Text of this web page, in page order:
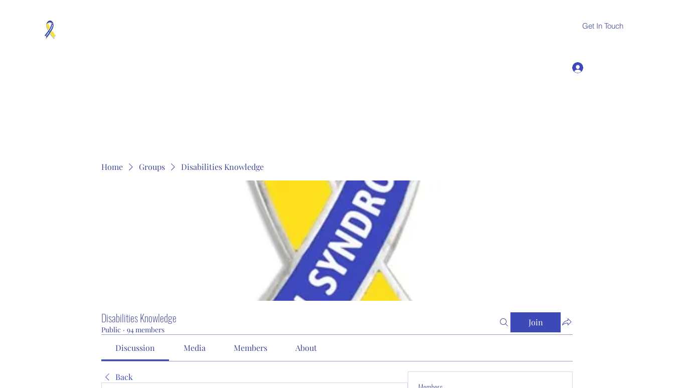
Get In Touch
Home Groups Disabilities Knowledge
Disabilities Knowledge
Public · 94 members
Join
Discussion Media Members About
Back